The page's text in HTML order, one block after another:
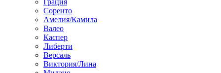
Грация
Соренто
Амелия/Камила
Валео
Каспер
Либерти
Версаль
Виктория/Лина